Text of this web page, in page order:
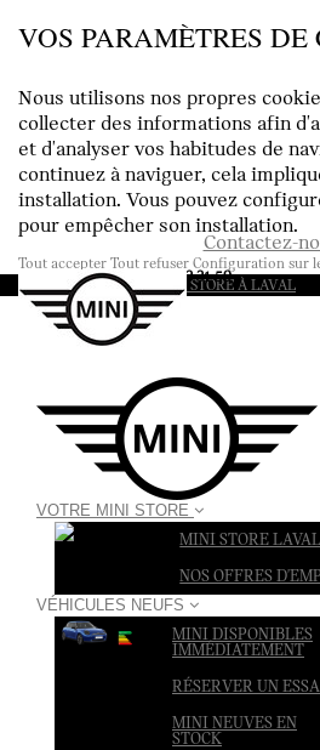
VOS PARAMÈTRES DE
Nous utilisons nos propres
collecter des informations afin
et d'analyser vos habitudes de
continuez à naviguer, cela
installation. Vous pouvez
pour empêcher son installation.
Tout accepter Tout refuser Configuration sur
Contactez-
Appelez-nous au : 02 43 53 31 59
VOTRE MINI STORE
MINI STORE LAVAL
NOS OFFRES
VÉHICULES NEUFS
MINI DISPONIBLES
IMMÉDIATEMENT
RÉSERVER UN
MINI NEUVES EN
STOCK